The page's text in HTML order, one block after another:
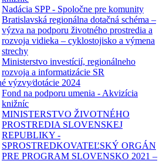
Nadácia SPP - Spoločne pre komunity
Bratislavská regionálna dotačná schéma –
výzva na podporu životného prostredia a
rozvoja vidieka – cyklostojisko a výmena
strechy
Ministerstvo investícií, regionálneho
rozvoja a informatizácie SR
výzvy⁄dotácie 2024
Fond na podporu umenia - Akvizícia
knižníc
MINISTERSTVO ŽIVOTNÉHO
PROSTREDIA SLOVENSKEJ
REPUBLIKY -
SPROSTREDKOVATEĽSKÝ ORGÁN
PRE PROGRAM SLOVENSKO 2021 –